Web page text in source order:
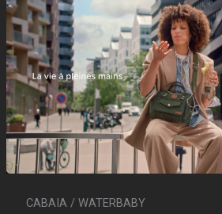
CABAIA / WATERBABY